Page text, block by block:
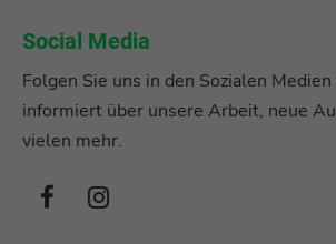
Social Media
Folgen Sie uns in den Sozialen
informiert über unsere Arbeit, neue
vielen mehr.